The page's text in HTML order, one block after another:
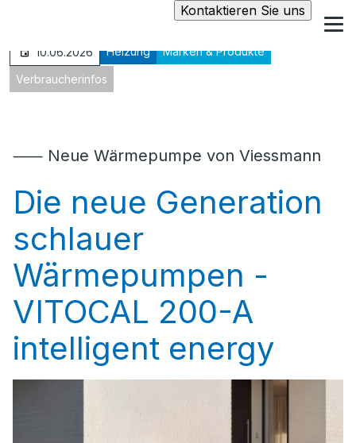
Kontaktieren Sie uns
10.06.2026 Heizung Marken & Produkte
Verbraucherinfos
⸺ Neue Wärmepumpe von Viessmann
Die neue Generation
schlauer
Wärmepumpen -
VITOCAL 200-A
intelligent energy